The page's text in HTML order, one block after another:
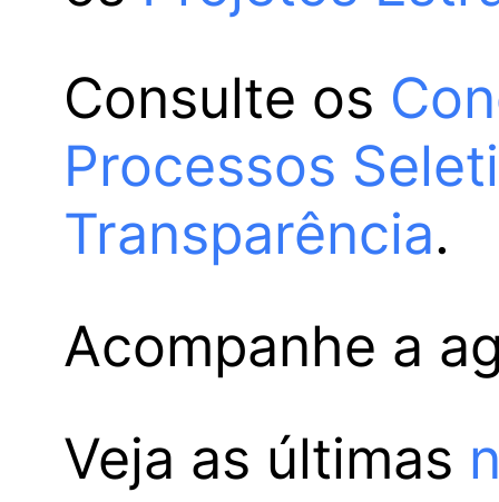
Consulte os
Processos
Transparência.
Acompanhe a
Veja as últimas